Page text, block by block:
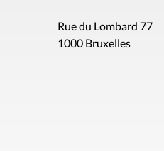
Rue du Lombard 77
1000 Bruxelles